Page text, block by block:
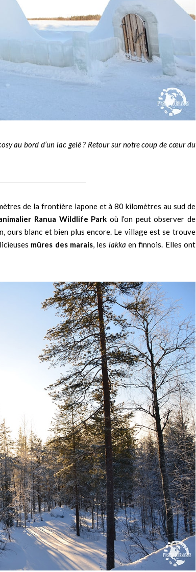
au bord d’un lac gelé ? Retour sur notre coup de cœur du
de la frontière lapone et à 80 kilomètres au sud de
Ranua Wildlife Park où l’on peut observer de
ours blanc et bien plus encore. Le village est se trouve
mûres des marais, les lakka en finnois. Elles ont